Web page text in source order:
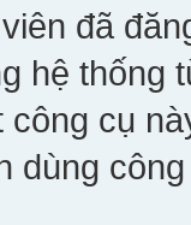
đã
hệ thống
cụ
dùng